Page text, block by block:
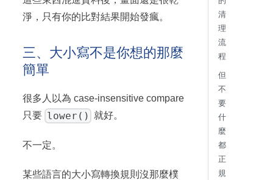
淨，只有你的比對結果開始發瘋。
三、大小寫不是你想的那麼
簡單
很多人以為 case-insensitive compare
只要 lower() 就好。
不一定。
某些語言的大小寫轉換規則沒那麼樸
清
理
流
程
但
不
要
什
麼
都
正
規